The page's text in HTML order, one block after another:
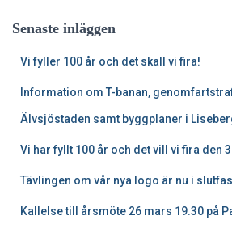
Senaste inläggen
Vi fyller 100 år och det skall vi fira!
Information om T-banan,
Älvsjöstaden samt byggplaner i
Vi har fyllt 100 år och det vill vi fira den
Tävlingen om vår nya logo är nu i
Kallelse till årsmöte 26 mars 19.30 på